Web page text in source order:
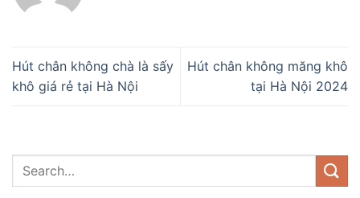
Hút chân không chà là sấy
khô giá rẻ tại Hà Nội
Hút chân không măng khô
tại Hà Nội 2024